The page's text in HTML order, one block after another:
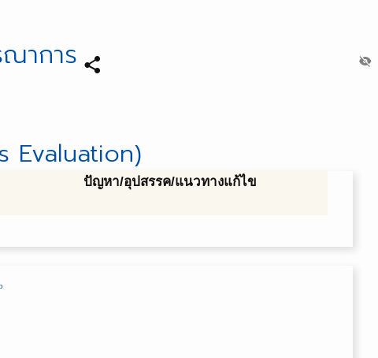
visibility_off
าการ share
Evaluation)
ปัญหา/อุปสรรค/แนวทางแก้ไข